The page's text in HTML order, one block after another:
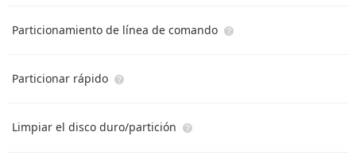
Particionamiento de línea de comando
Particionar rápido
Limpiar el disco duro/partición